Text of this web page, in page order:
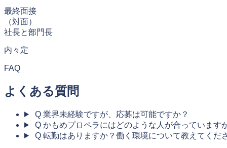
最終面接
（対面）
社長と部門長
内々定
FAQ
よくある質問
Q 業界未経験ですが、応募は可能ですか？
Q かもめプロペラにはどのような人が合っています
Q 転勤はありますか？働く環境について教えてくだ